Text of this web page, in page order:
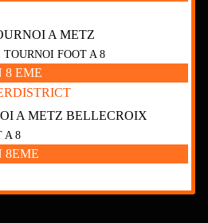
A METZ
TOURNOI FOOT A 8
8 EME
A METZ BELLECROIX
A 8
8EME